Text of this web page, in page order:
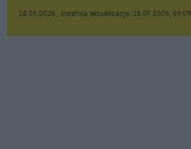
28.01.2026 , ostatnia aktualizacja: 28.01.2026, 09:09